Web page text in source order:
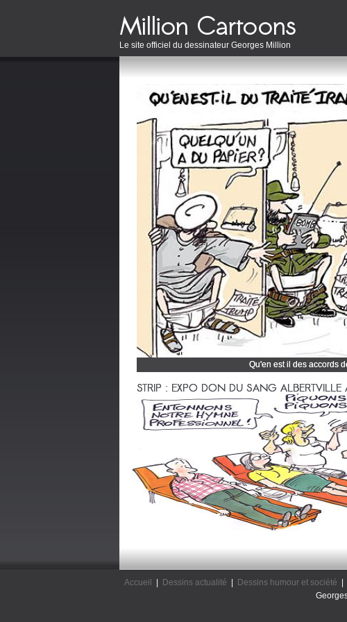
Le site officiel du dessinateur Georges Million
Qu'en est il des accords
Cliquez et découvrez tous
STRIP : EXPO DON DU SANG ALBERTVILLE
Accueil Dessins actualité Dessins humour et société